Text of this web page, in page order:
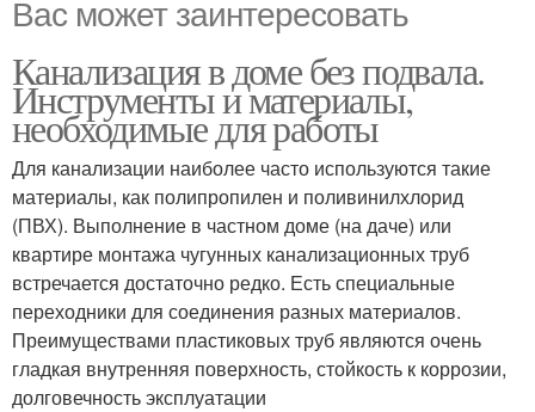
Вас может заинтересовать
Канализация в доме без подвала.
Инструменты и материалы,
необходимые для работы
Для канализации наиболее часто используются такие
материалы, как полипропилен и поливинилхлорид
(ПВХ). Выполнение в частном доме (на даче) или
квартире монтажа чугунных канализационных труб
встречается достаточно редко. Есть специальные
переходники для соединения разных материалов.
Преимуществами пластиковых труб являются очень
гладкая внутренняя поверхность, стойкость к коррозии,
долговечность эксплуатации